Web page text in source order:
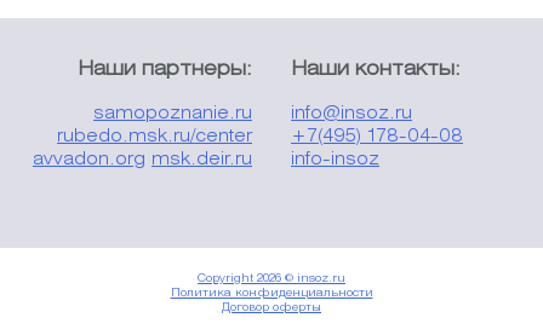
Наши партнеры:
samopoznanie.ru
rubedo.msk.ru/center
avvadon.org
msk.deir.ru
Наши контакты:
info@insoz.ru
+7(495) 178-04-08
info-insoz
Copyright 2026 © insoz.ru
Политика конфиденциальности
Договор оферты